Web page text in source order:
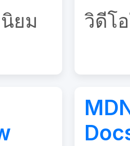
ยม
วิดีโ